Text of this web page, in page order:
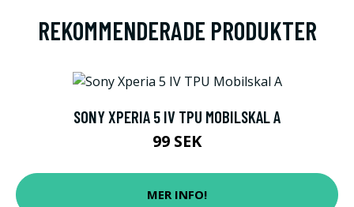
REKOMMENDERADE PRODUKTER
SONY XPERIA 5 IV TPU MOBILSKAL A
99 SEK
MER INFO!